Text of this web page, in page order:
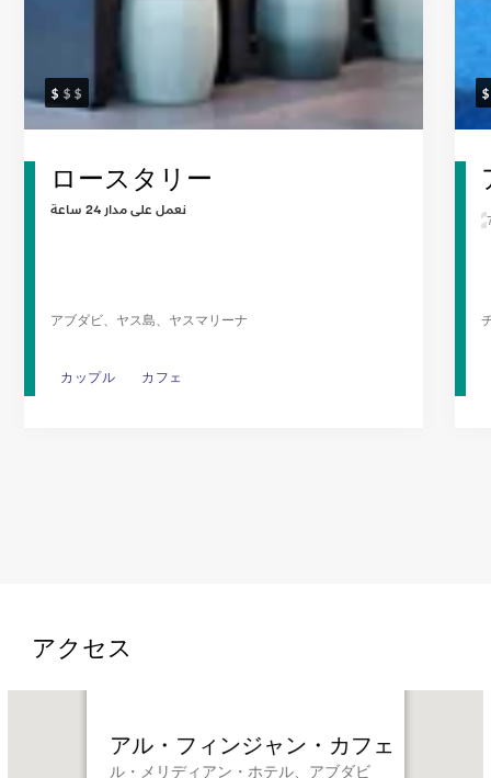
ロースタリー
نعمل على مدار 24 ساعة
アブダビ、ヤス島、ヤスマリーナ
カップル カフェ
カップル カフェ
アクセス
アル・フィンジャン・カフェ
ル・メリディアン・ホテル、アブダビ